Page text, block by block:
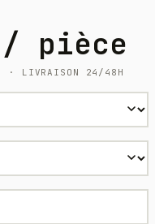
/ pièce
· LIVRAISON 24/48H